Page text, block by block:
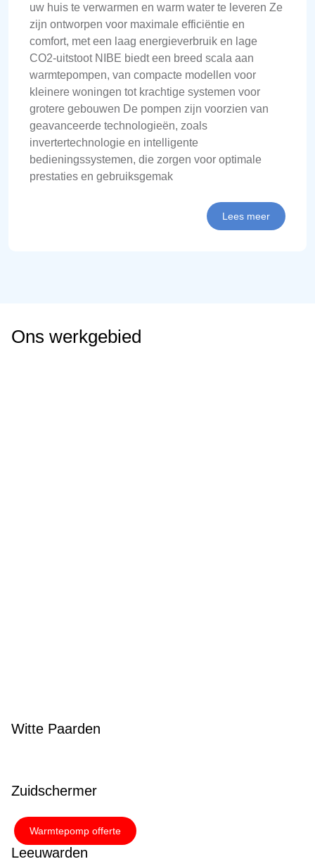
uw huis te verwarmen en warm water te leveren Ze
zijn ontworpen voor maximale efficiëntie en
comfort, met een laag energieverbruik en lage
CO2-uitstoot NIBE biedt een breed scala aan
warmtepompen, van compacte modellen voor
kleinere woningen tot krachtige systemen voor
grotere gebouwen De pompen zijn voorzien van
geavanceerde technologieën, zoals
invertertechnologie en intelligente
bedieningssystemen, die zorgen voor optimale
prestaties en gebruiksgemak
Lees meer
Ons werkgebied
Witte Paarden
Zuidschermer
Leeuwarden
Warmtepomp offerte